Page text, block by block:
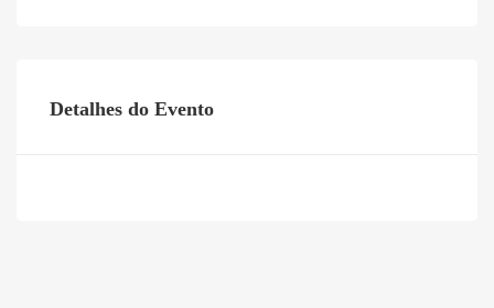
Detalhes do Evento